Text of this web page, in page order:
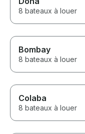
8 bateaux à louer
Bombay
8 bateaux à louer
Colaba
8 bateaux à louer